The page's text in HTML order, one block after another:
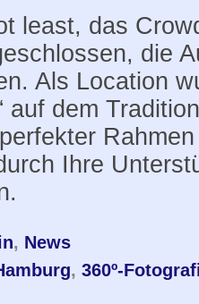
least, das
die
Als Location
auf dem
Ihre
, News
, 360º-